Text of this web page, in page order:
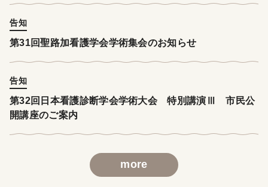
告知
第31回聖路加看護学会学術集会のお知らせ
告知
第32回日本看護診断学会学術大会 特別講演Ⅲ 市民公
開講座のご案内
more